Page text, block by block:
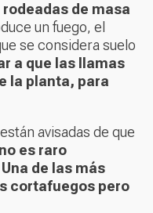
de masa
un fuego, el
se considera suelo
a que las llamas
la planta, para
avisadas de que
no es raro
de las más
cortafuegos pero